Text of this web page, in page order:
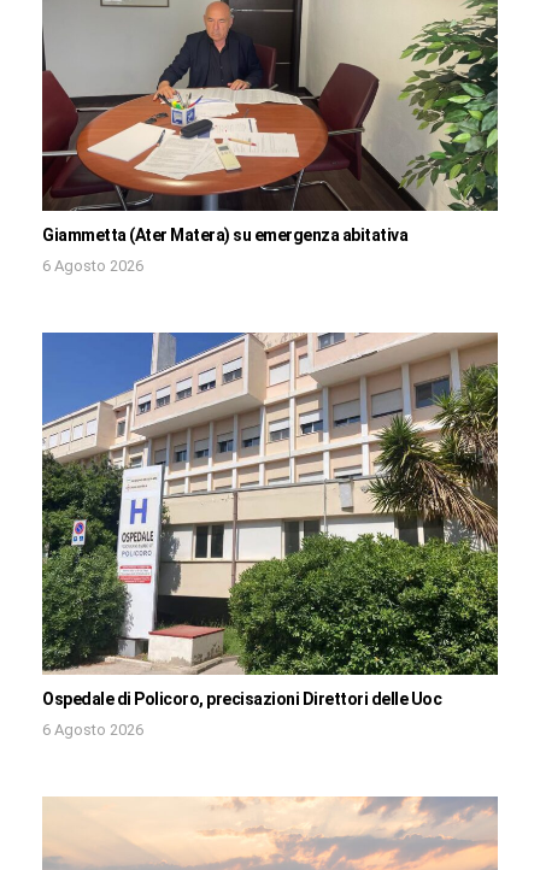
Giammetta (Ater Matera) su emergenza abitativa
6 Agosto 2026
Ospedale di Policoro, precisazioni Direttori delle Uoc
6 Agosto 2026